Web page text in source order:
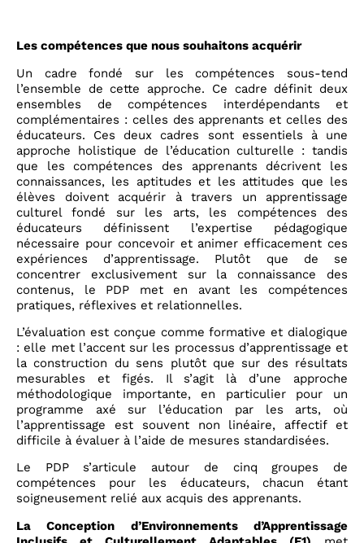
Les compétences que nous souhaitons acquérir
Un cadre fondé sur les compétences sous-tend
l’ensemble de cette approche. Ce cadre définit deux
ensembles de compétences interdépendants et
complémentaires : celles des apprenants et celles des
éducateurs. Ces deux cadres sont essentiels à une
approche holistique de l’éducation culturelle : tandis
que les compétences des apprenants décrivent les
connaissances, les aptitudes et les attitudes que les
élèves doivent acquérir à travers un apprentissage
culturel fondé sur les arts, les compétences des
éducateurs définissent l’expertise pédagogique
nécessaire pour concevoir et animer efficacement ces
expériences d’apprentissage. Plutôt que de se
concentrer exclusivement sur la connaissance des
contenus, le PDP met en avant les compétences
pratiques, réflexives et relationnelles.
L’évaluation est conçue comme formative et dialogique
: elle met l’accent sur les processus d’apprentissage et
la construction du sens plutôt que sur des résultats
mesurables et figés. Il s’agit là d’une approche
méthodologique importante, en particulier pour un
programme axé sur l’éducation par les arts, où
l’apprentissage est souvent non linéaire, affectif et
difficile à évaluer à l’aide de mesures standardisées.
Le PDP s’articule autour de cinq groupes de
compétences pour les éducateurs, chacun étant
soigneusement relié aux acquis des apprenants.
La Conception d’Environnements d’Apprentissage